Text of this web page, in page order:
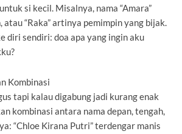
si kecil. Misalnya, nama “Amara”
“Raka” artinya pemimpin yang bijak.
diri sendiri: doa apa yang ingin aku
Kombinasi
tapi kalau digabung jadi kurang enak
kombinasi antara nama depan, tengah,
“Chloe Kirana Putri” terdengar manis